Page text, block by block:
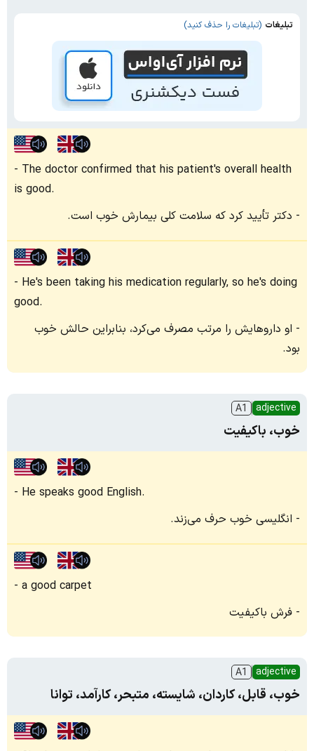
تبلیغات (تبلیغات را حذف کنید)
The doctor confirmed that his patient's overall health
is good.
دکتر تأیید کرد که سلامت کلی بیمارش خوب است.
He's been taking his medication regularly, so he's doing
good.
او داروهایش را مرتب مصرف می‌کرد، بنابراین حالش خوب
بود.
adjective
A1
خوب، باکیفیت
He speaks good English.
انگلیسی خوب حرف می‌زند.
a good carpet
فرش باکیفیت
adjective
A1
خوب، قابل، کاردان، شایسته، متبحر، کارآمد، توانا